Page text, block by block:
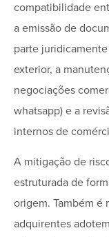
compatibilidade
a emissão de
parte
exterior, a
negociações
whatsapp) e a
internos de
A mitigação de
estruturada de
origem. Também é
adquirentes